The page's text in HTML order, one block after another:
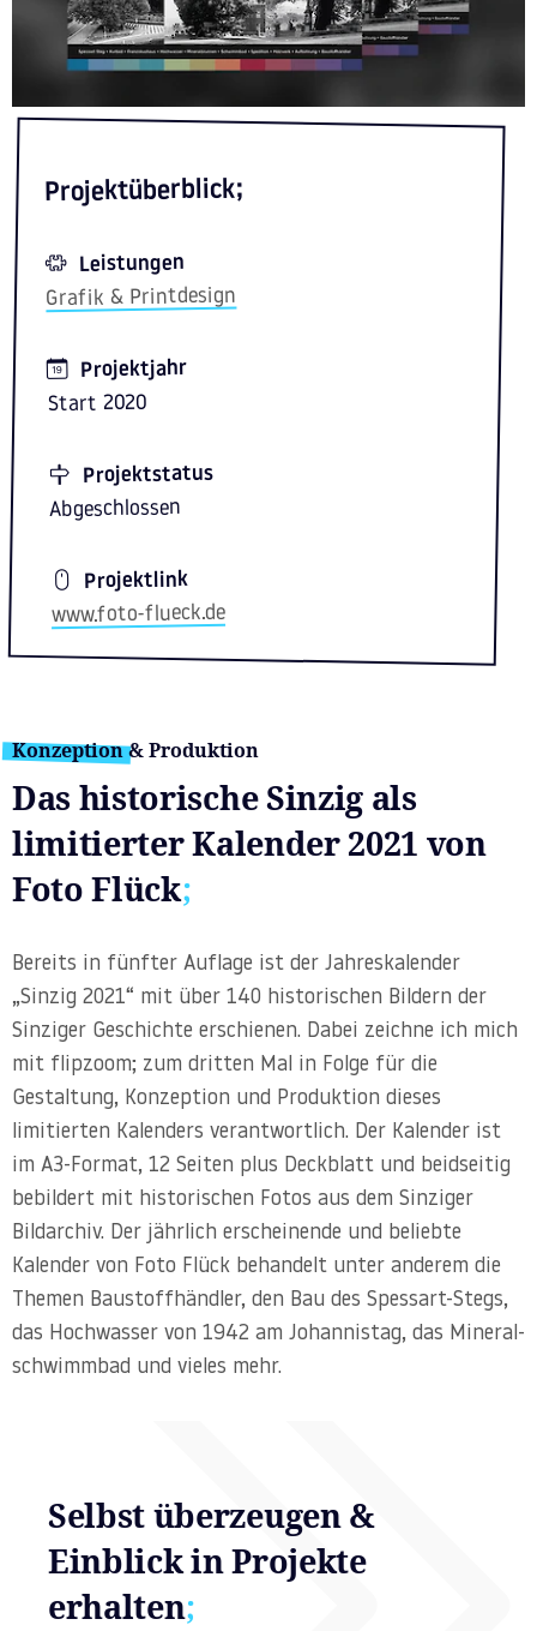
Konzeption & Produktion
Das historische Sinzig als
limitierter Kalender 2021 von
Foto Flück;
Bereits in fünfter Auflage ist der Jahreskalender
„Sinzig 2021“ mit über 140 historischen Bildern der
Sinziger Geschichte erschienen. Dabei zeichne ich mich
mit flipzoom; zum dritten Mal in Folge für die
Gestaltung, Konzeption und Produktion dieses
limitierten Kalenders verantwortlich. Der Kalender ist
im A3-Format, 12 Seiten plus Deckblatt und beidseitig
bebildert mit historischen Fotos aus dem Sinziger
Bildarchiv. Der jährlich erscheinende und beliebte
Kalender von Foto Flück behandelt unter anderem die
Themen Baustoff­händler, den Bau des Spessart-Stegs,
das Hochwasser von 1942 am Johannistag, das Mineral­
schwimmbad und vieles mehr.
Projektüberblick;
Leistungen
Grafik & Printdesign
Projektjahr
Start 2020
Projektstatus
Abgeschlossen
Projektlink
www.foto-flueck.de
Selbst überzeugen &
Einblick in Projekte
erhalten;